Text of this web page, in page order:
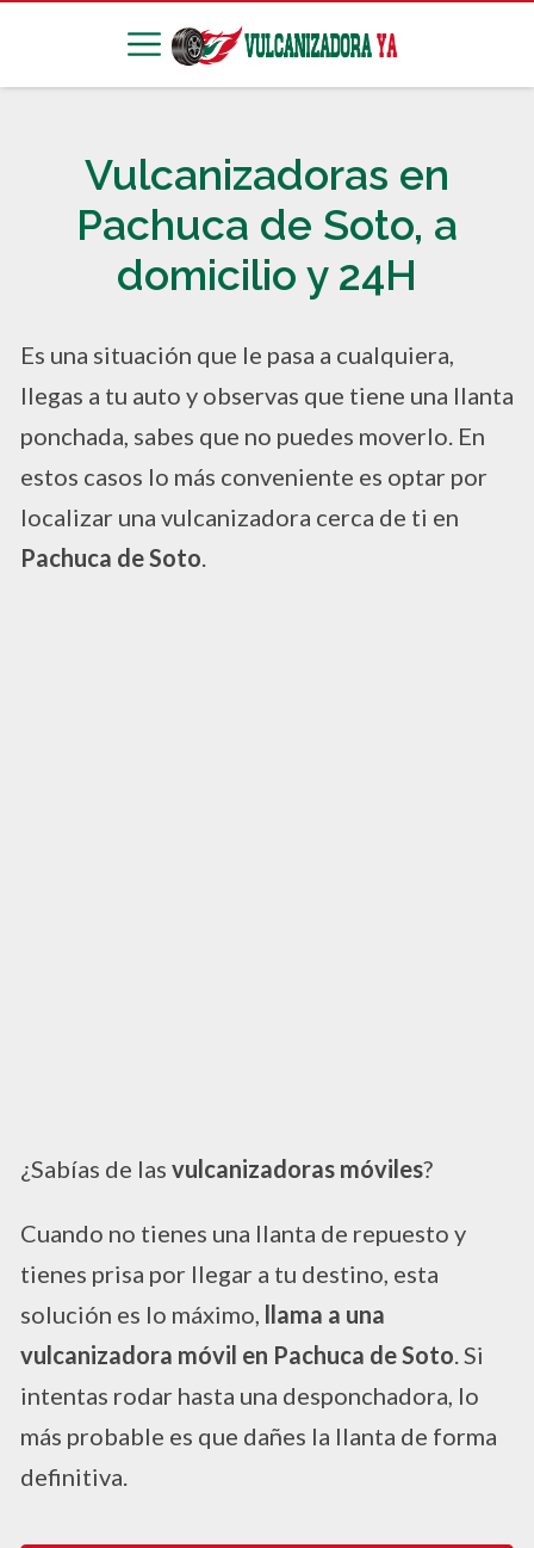
Vulcanizadoras en
Pachuca de Soto, a
domicilio y 24H
Es una situación que le pasa a cualquiera,
llegas a tu auto y observas que tiene una llanta
ponchada, sabes que no puedes moverlo. En
estos casos lo más conveniente es optar por
localizar una vulcanizadora cerca de ti en
Pachuca de Soto.
¿Sabías de las vulcanizadoras móviles?
Cuando no tienes una llanta de repuesto y
tienes prisa por llegar a tu destino, esta
solución es lo máximo, llama a una
vulcanizadora móvil en Pachuca de Soto. Si
intentas rodar hasta una desponchadora, lo
más probable es que dañes la llanta de forma
definitiva.